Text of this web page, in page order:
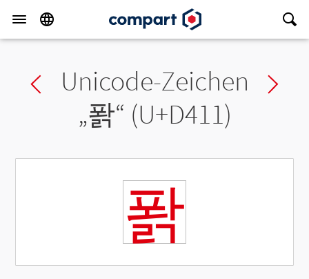
Previous char
Unicode-Zeichen
„퐑“ (U+D411)
퐑